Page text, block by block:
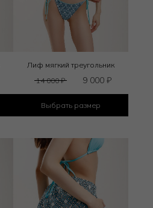
Лиф мягкий треугольник
14 000₽ 9 000₽
Выбрать размер